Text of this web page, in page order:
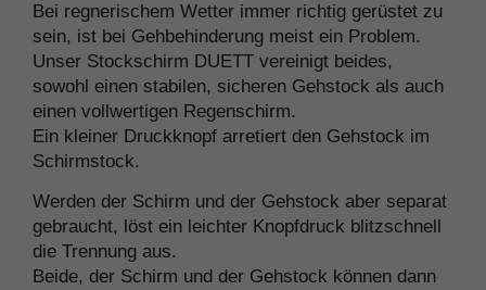
Bei regnerischem Wetter immer richtig gerüstet zu
sein, ist bei Gehbehinderung meist ein Problem.
Unser Stockschirm DUETT vereinigt beides,
sowohl einen stabilen, sicheren Gehstock als auch
einen vollwertigen Regenschirm.
Ein kleiner Druckknopf arretiert den Gehstock im
Schirmstock.
Werden der Schirm und der Gehstock aber separat
gebraucht, löst ein leichter Knopfdruck blitzschnell
die Trennung aus.
Beide, der Schirm und der Gehstock können dann